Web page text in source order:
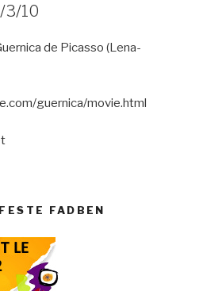
3/10
de Picasso (Lena-
guernica/movie.html
FADBEN